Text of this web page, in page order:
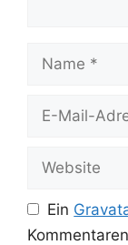
Mail-
Ein